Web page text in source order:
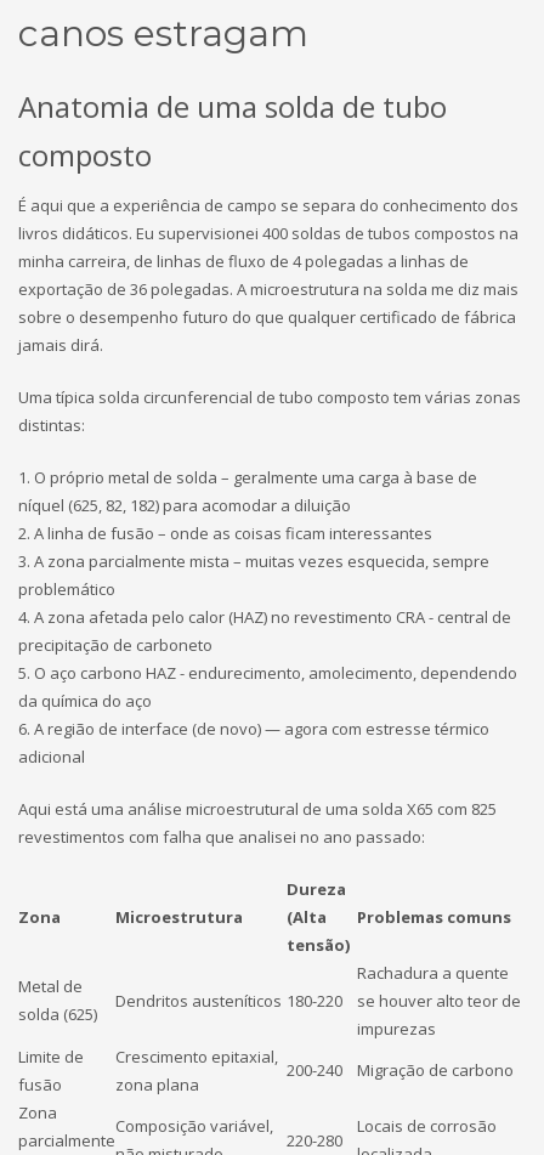
canos estragam
Anatomia de uma solda de tubo
composto
É aqui que a experiência de campo se separa do conhecimento dos
livros didáticos. Eu supervisionei 400 soldas de tubos compostos na
minha carreira, de linhas de fluxo de 4 polegadas a linhas de
exportação de 36 polegadas. A microestrutura na solda me diz mais
sobre o desempenho futuro do que qualquer certificado de fábrica
jamais dirá.
Uma típica solda circunferencial de tubo composto tem várias zonas
distintas:
1. O próprio metal de solda – geralmente uma carga à base de
níquel (625, 82, 182) para acomodar a diluição
2. A linha de fusão – onde as coisas ficam interessantes
3. A zona parcialmente mista – muitas vezes esquecida, sempre
problemático
4. A zona afetada pelo calor (HAZ) no revestimento CRA - central de
precipitação de carboneto
5. O aço carbono HAZ - endurecimento, amolecimento, dependendo
da química do aço
6. A região de interface (de novo) — agora com estresse térmico
adicional
Aqui está uma análise microestrutural de uma solda X65 com 825
revestimentos com falha que analisei no ano passado:
Zona Microestrutura
Dureza
(Alta
tensão)
Problemas comuns
Metal de
solda (625)
Dendritos austeníticos 180-220
Rachadura a quente
se houver alto teor de
impurezas
Limite de
fusão
Crescimento epitaxial,
zona plana
200-240
Migração de carbono
Zona
parcialmente
Composição variável,
220-280
Locais de corrosão